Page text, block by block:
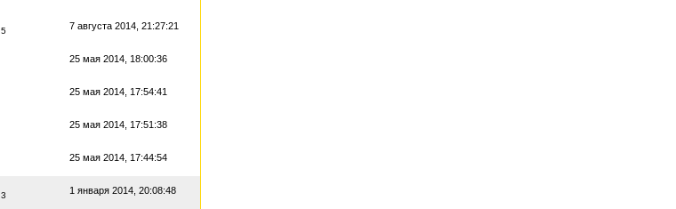
5 7 августа 2014, 21:27:21
25 мая 2014, 18:00:36
25 мая 2014, 17:54:41
25 мая 2014, 17:51:38
25 мая 2014, 17:44:54
3 1 января 2014, 20:08:48